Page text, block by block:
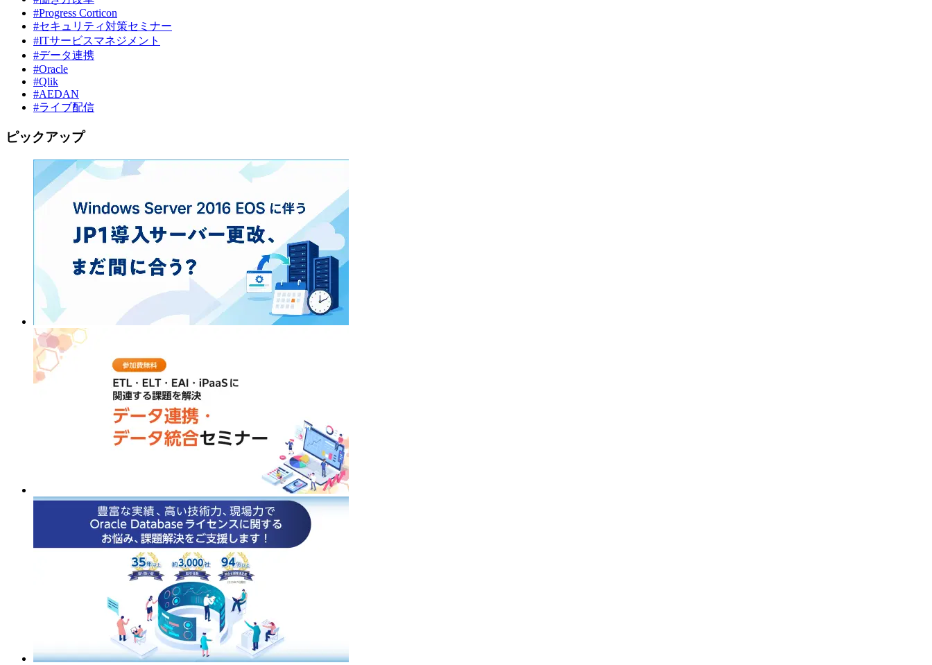
#Progress Corticon
#セキュリティ対策セミナー
#ITサービスマネジメント
#データ連携
#Oracle
#Qlik
#AEDAN
#ライブ配信
ピックアップ